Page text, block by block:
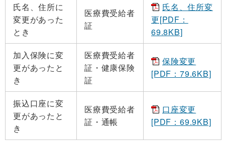
氏名、住所に
変更があった
とき
医療費受給者
証
氏名、住所変
更[PDF：
69.8KB]
加入保険に変
更があったと
き
医療費受給者
証・健康保険
証
保険変更
[PDF：79.6KB]
振込口座に変
更があったと
き
医療費受給者
証・通帳
口座変更
[PDF：69.9KB]